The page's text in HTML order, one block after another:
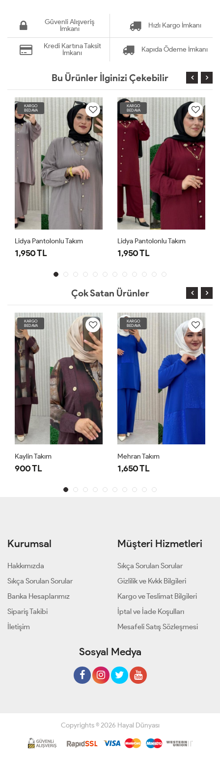
Güvenli Alışveriş
İmkanı
Hızlı Kargo İmkanı
Kredi Kartına Taksit
İmkanı
Kapıda Ödeme İmkanı
Bu Ürünler İlginizi Çekebilir
KARGO
BEDAVA
Lidya Pantolonlu Takım
1,950 TL
KARGO
BEDAVA
Lidya Pantolonlu Takım
1,950 TL
Çok Satan Ürünler
KARGO
BEDAVA
Kaylin Takım
900 TL
KARGO
BEDAVA
Mehran Takım
1,650 TL
Kurumsal
Hakkımızda
Sıkça Sorulan Sorular
Banka Hesaplarımız
Sipariş Takibi
İletişim
Müşteri Hizmetleri
Sıkça Sorulan Sorular
Gizlilik ve Kvkk Bilgileri
Kargo ve Teslimat Bilgileri
İptal ve İade Koşulları
Mesafeli Satış Sözleşmesi
Sosyal Medya
Copyrights © 2026 Hayal Dünyası